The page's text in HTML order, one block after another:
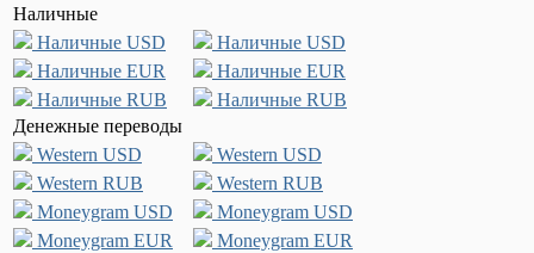
Наличные
Наличные USD
Наличные USD
Наличные EUR
Наличные EUR
Наличные RUB
Наличные RUB
Денежные переводы
Western USD
Western USD
Western RUB
Western RUB
Moneygram USD
Moneygram USD
Moneygram EUR
Moneygram EUR